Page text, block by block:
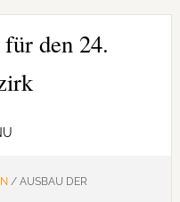
den 24.
/AUSBAU DER